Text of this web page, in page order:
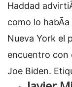
Haddad
como lo
Nueva York el
encuentro con
Joe Biden.